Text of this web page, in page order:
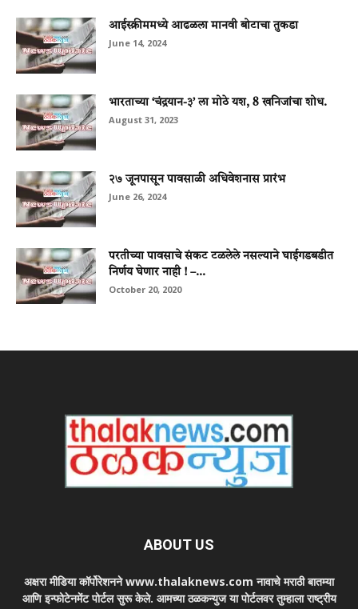
आईस्क्रीममध्ये आढळला मानवी बोटाचा तुकडा
June 14, 2024
भारताच्या ‘चंद्रयान-३’ ला मोठे यश, 8 खनिजांचा शोध.
August 31, 2023
२७ जूनपासून पावसाळी अधिवेशनास प्रारंभ
June 26, 2024
परतीच्या पावसाचे संकट टळलेले नसल्याने घाईगडबडीत
निर्णय घेणार नाही ! –...
October 20, 2020
ABOUT US
अक्षरा मीडिया कॉर्पोरेशनने www.thalaknews.com नावाचे मराठी बातम्या
आणि इन्फोटेनमेंट पोर्टल सुरू केले. आमच्या ठळकन्युज या पोर्टलवर तुम्हाला राष्ट्रीय